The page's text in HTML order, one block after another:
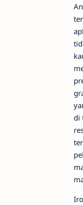
di